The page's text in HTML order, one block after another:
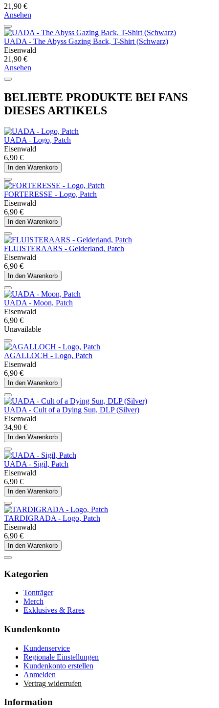
21,90 €
Ansehen
UADA - The Abyss Gazing Back, T-Shirt (Schwarz)
Eisenwald
21,90 €
Ansehen
BELIEBTE PRODUKTE BEI FANS
DIESES ARTIKELS
UADA - Logo, Patch
Eisenwald
6,90 €
In den Warenkorb
FORTERESSE - Logo, Patch
Eisenwald
6,90 €
In den Warenkorb
FLUISTERAARS - Gelderland, Patch
Eisenwald
6,90 €
In den Warenkorb
UADA - Moon, Patch
Eisenwald
6,90 €
Unavailable
AGALLOCH - Logo, Patch
Eisenwald
6,90 €
In den Warenkorb
UADA - Cult of a Dying Sun, DLP (Silver)
Eisenwald
34,90 €
In den Warenkorb
UADA - Sigil, Patch
Eisenwald
6,90 €
In den Warenkorb
TARDIGRADA - Logo, Patch
Eisenwald
6,90 €
In den Warenkorb
Kategorien
Tonträger
Merch
Exklusives & Rares
Kundenkonto
Kundenservice
Regionale Einstellungen
Kundenkonto erstellen
Anmelden
Vertrag widerrufen
Information